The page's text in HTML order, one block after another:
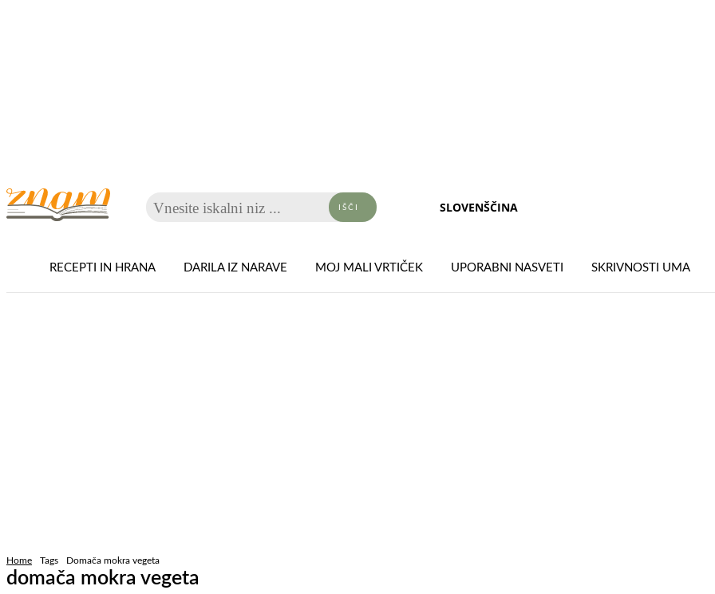
Vnesite iskalni niz ... IŠČI SLOVENŠČINA
RECEPTI IN HRANA DARILA IZ NARAVE MOJ MALI VRTIČEK UPORABNI NASVETI SKRIVNOSTI UMA
Home Tags Domača mokra vegeta
domača mokra vegeta